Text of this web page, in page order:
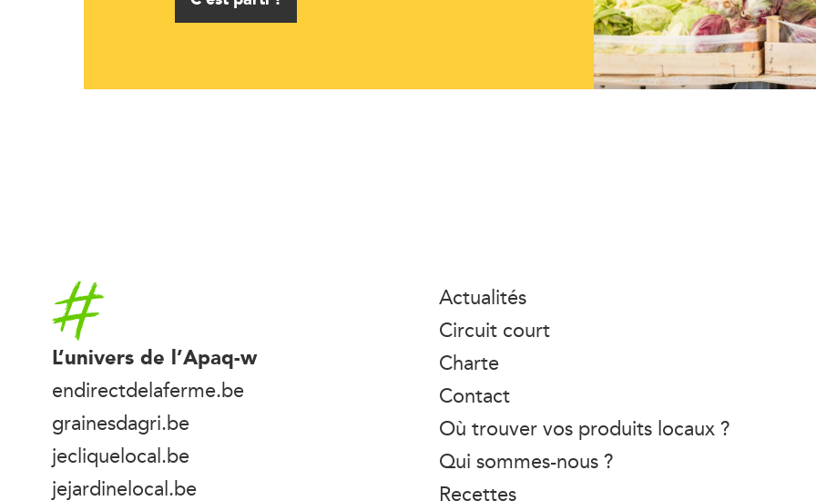
Accueil
L’univers de l’Apaq-w
endirectdelaferme.be
grainesdagri.be
jecliquelocal.be
jejardinelocal.be
Actualités
Circuit court
Charte
Contact
Où trouver vos produits locaux ?
Qui sommes-nous ?
Recettes